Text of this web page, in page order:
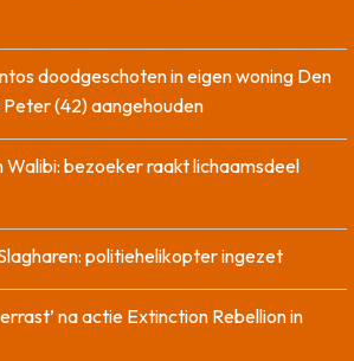
doodgeschoten in eigen woning Den
(42) aangehouden
Walibi: bezoeker raakt lichaamsdeel
politiehelikopter ingezet
na actie Extinction Rebellion in